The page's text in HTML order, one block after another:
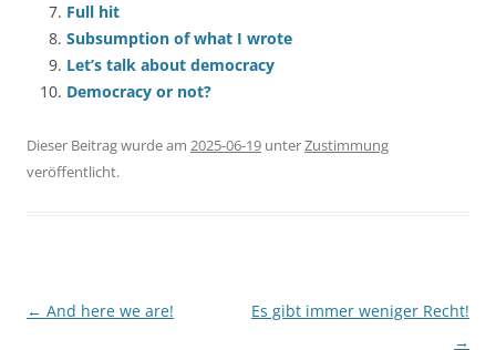
Full hit
Subsumption of what I wrote
Let’s talk about democracy
Democracy or not?
Dieser Beitrag wurde am 2025-06-19 unterZustimmung
veröffentlicht.
Beitragsnavigation
← And here we are!
Es gibt immer weniger Recht!
→